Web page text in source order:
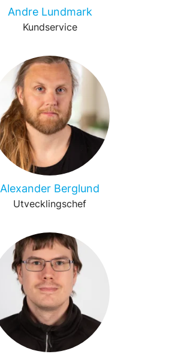
Andre Lundmark
Kundservice
Alexander Berglund
Utvecklingschef